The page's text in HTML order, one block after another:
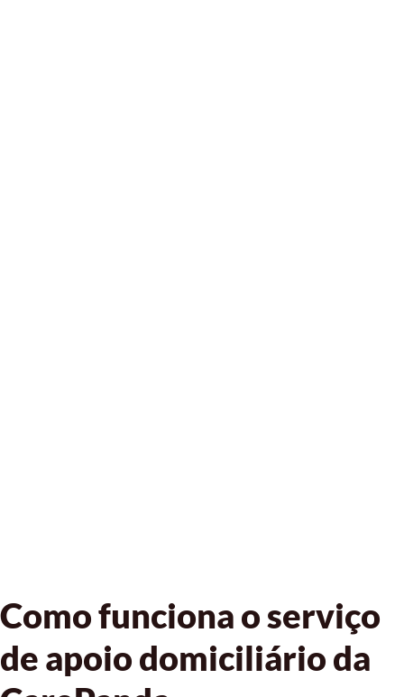
Como funciona o serviço
de apoio domiciliário da